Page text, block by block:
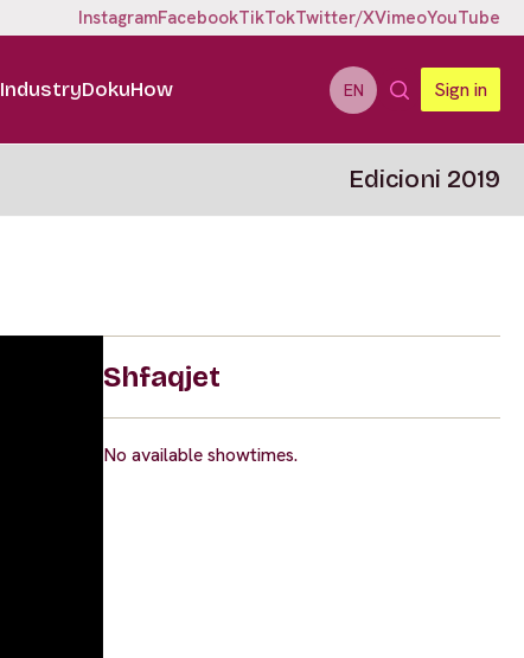
InstagramFacebookTikTokTwitter/XVimeoYouTube
IndustryDokuHow EN Sign in
Edicioni 2019
Shfaqjet
No available showtimes.